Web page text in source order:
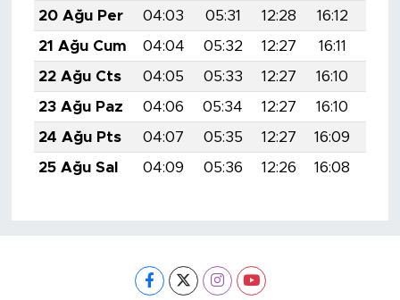
20 Ağu Per
04:03 05:31 12:28 16:12
21 Ağu Cum
04:04 05:32 12:27 16:11
22 Ağu Cts
04:05 05:33 12:27 16:10
23 Ağu Paz
04:06 05:34 12:27 16:10
24 Ağu Pts
04:07 05:35 12:27 16:09
25 Ağu Sal
04:09 05:36 12:26 16:08